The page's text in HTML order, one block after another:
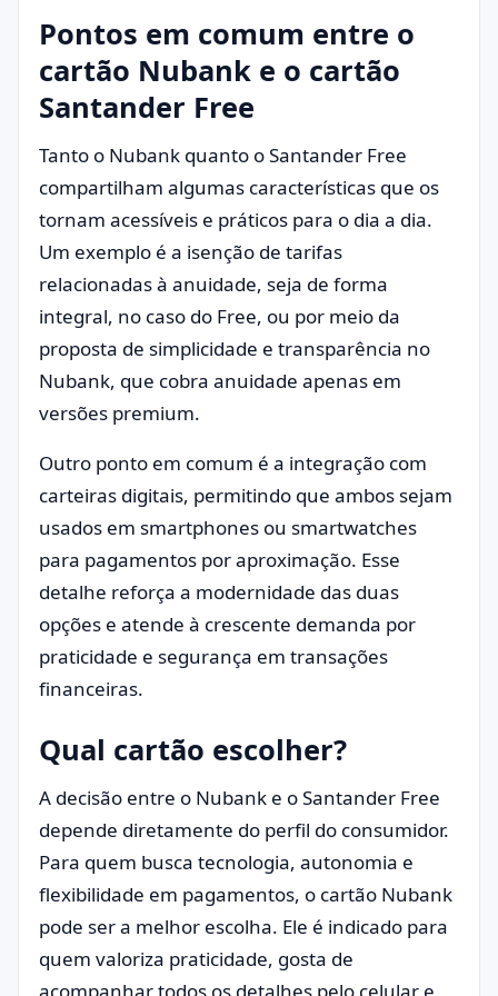
Pontos em comum entre o
cartão Nubank e o cartão
Santander Free
Tanto o Nubank quanto o Santander Free
compartilham algumas características que os
tornam acessíveis e práticos para o dia a dia.
Um exemplo é a isenção de tarifas
relacionadas à anuidade, seja de forma
integral, no caso do Free, ou por meio da
proposta de simplicidade e transparência no
Nubank, que cobra anuidade apenas em
versões premium.
Outro ponto em comum é a integração com
carteiras digitais, permitindo que ambos sejam
usados em smartphones ou smartwatches
para pagamentos por aproximação. Esse
detalhe reforça a modernidade das duas
opções e atende à crescente demanda por
praticidade e segurança em transações
financeiras.
Qual cartão escolher?
A decisão entre o Nubank e o Santander Free
depende diretamente do perfil do consumidor.
Para quem busca tecnologia, autonomia e
flexibilidade em pagamentos, o cartão Nubank
pode ser a melhor escolha. Ele é indicado para
quem valoriza praticidade, gosta de